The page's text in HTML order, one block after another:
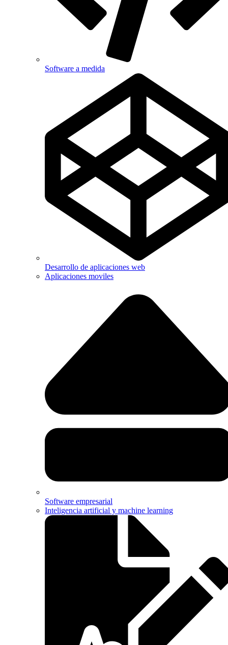
Software a medida
Desarrollo de aplicaciones web
Aplicaciones moviles
Software empresarial
Inteligencia artificial y machine learning